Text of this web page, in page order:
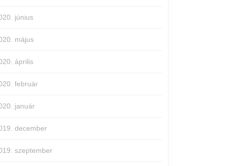
június
május
április
február
január
december
szeptember